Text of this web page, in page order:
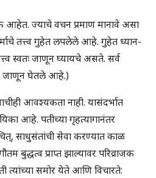
ज्याचे वचन प्रमाण मानावे असा
तत्त्व गुहेत लपलेले आहे. गुहेत ध्यान-
स्वतः जाणून घ्यायचे असते. सर्व
जाणून घेतले आहे.)
आवश्यकता नाही. यासंदर्भात
आहे. पतीच्या गृहत्यागानंतर
साधुसंतांची सेवा करण्यात काळ
बुद्धत्व प्राप्त झाल्यावर परिव्राजक
समोर येते आणि विचारते: